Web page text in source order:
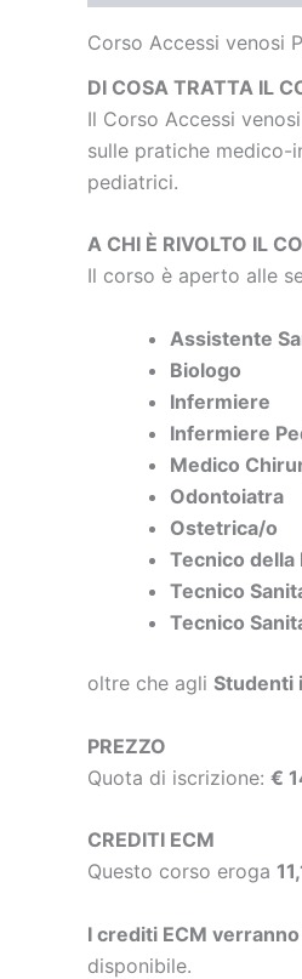
Corso Accessi venosi
DI COSA TRATTA IL
Il Corso Accessi
sulle pratiche medico-
pediatrici.
A CHI È RIVOLTO IL
Il corso è aperto alle
Assistente
Biologo
Infermiere
Infermiere
Medico
Odontoiatra
Ostetrica/o
Tecnico
Tecnico
Tecnico
oltre che agli Studenti
PREZZO
Quota di iscrizione: €
CREDITI ECM
Questo corso eroga
I crediti ECM
disponibile.